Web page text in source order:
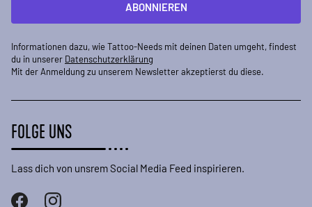
ABONNIEREN
Informationen dazu, wie Tattoo-Needs mit deinen Daten umgeht, findest
du in unserer Datenschutzerklärung
Mit der Anmeldung zu unserem Newsletter akzeptierst du diese.
FOLGE UNS
Lass dich von unsrem Social Media Feed inspirieren.